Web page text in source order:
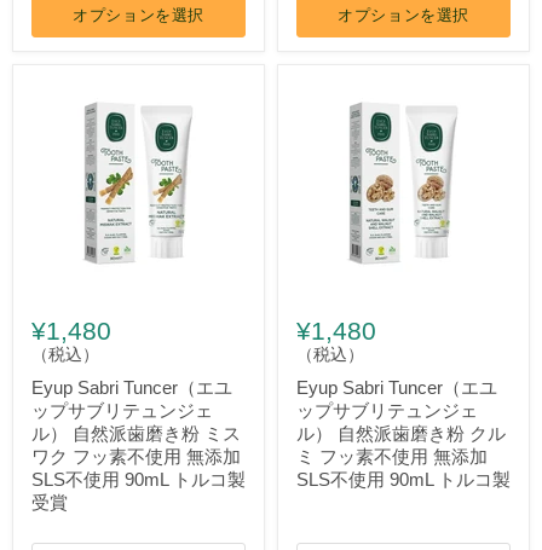
オプションを選択 オプションを選択
¥1,480
（税込）
Eyup Sabri Tuncer（エユ
ップサブリテュンジェ
ル） 自然派歯磨き粉 ミス
ワク フッ素不使用 無添加
SLS不使用 90mL トルコ製
受賞
¥1,480
（税込）
Eyup Sabri Tuncer（エユ
ップサブリテュンジェ
ル） 自然派歯磨き粉 クル
ミ フッ素不使用 無添加
SLS不使用 90mL トルコ製